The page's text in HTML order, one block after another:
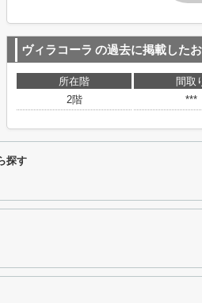
ヴィラコーラ の過去に掲載した
所在階 間取
2階
***
探す